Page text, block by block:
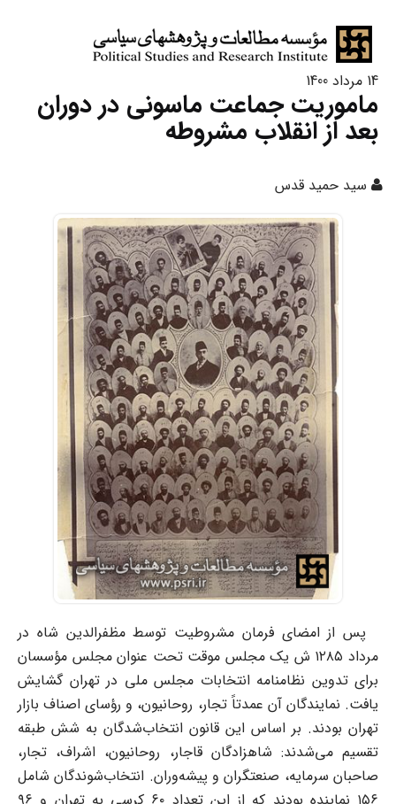
14 مرداد 1400
ماموریت جماعت ماسونی در دوران
بعد از انقلاب مشروطه
سید حمید قدس
پس از امضای فرمان مشروطیت توسط مظفرالدین شاه در
مرداد ۱۲۸۵ ش یک مجلس موقت تحت عنوان مجلس مؤسسان
برای تدوین نظامنامه انتخابات مجلس ملی در تهران گشایش
یافت. نمایندگان آن عمدتاً تجار، روحانیون، و رؤسای اصناف بازار
تهران بودند. بر اساس این قانون انتخاب‌شدگان به شش طبقه
تقسیم می‌شدند: شاهزادگان قاجار، روحانیون، اشراف، تجار،
صاحبان سرمایه، صنعتگران و پیشه‌وران. انتخاب‌شوندگان شامل